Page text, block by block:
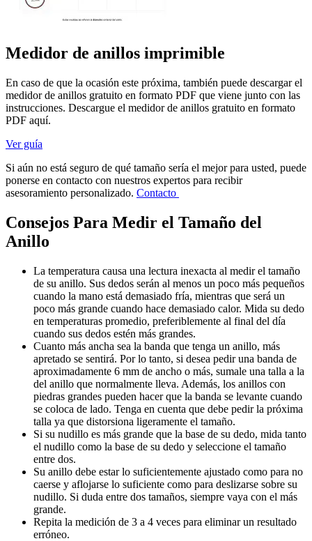
Medidor de anillos imprimible
En caso de que la ocasión este próxima, también puede descargar el
medidor de anillos gratuito en formato PDF que viene junto con las
instrucciones. Descargue el medidor de anillos gratuito en formato
PDF aquí.
Ver guía
Si aún no está seguro de qué tamaño sería el mejor para usted, puede
ponerse en contacto con nuestros expertos para recibir
asesoramiento personalizado. Contacto
Consejos Para Medir el Tamaño del
Anillo
La temperatura causa una lectura inexacta al medir el tamaño
de su anillo. Sus dedos serán al menos un poco más pequeños
cuando la mano está demasiado fría, mientras que será un
poco más grande cuando hace demasiado calor. Mida su dedo
en temperaturas promedio, preferiblemente al final del día
cuando sus dedos estén más grandes.
Cuanto más ancha sea la banda que tenga un anillo, más
apretado se sentirá. Por lo tanto, si desea pedir una banda de
aproximadamente 6 mm de ancho o más, sumale una talla a la
del anillo que normalmente lleva. Además, los anillos con
piedras grandes pueden hacer que la banda se levante cuando
se coloca de lado. Tenga en cuenta que debe pedir la próxima
talla ya que distorsiona ligeramente el tamaño.
Si su nudillo es más grande que la base de su dedo, mida tanto
el nudillo como la base de su dedo y seleccione el tamaño
entre dos.
Su anillo debe estar lo suficientemente ajustado como para no
caerse y aflojarse lo suficiente como para deslizarse sobre su
nudillo. Si duda entre dos tamaños, siempre vaya con el más
grande.
Repita la medición de 3 a 4 veces para eliminar un resultado
erróneo.